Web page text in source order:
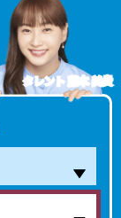
タレント 藤本 美貴